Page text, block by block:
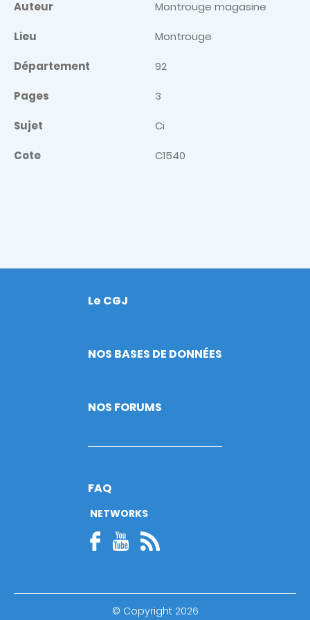
Auteur Montrouge magasine
Lieu Montrouge
Département 92
Pages 3
Sujet Ci
Cote C1540
Footer
Le CGJ
NOS BASES DE DONNÉES
NOS FORUMS
FAQ
NETWORKS
© Copyright 2026